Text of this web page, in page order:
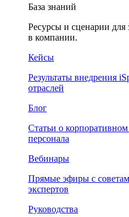
База знаний
Ресурсы и сценарии для
в компании.
Кейсы
Результаты внедрения
отраслей
Блог
Статьи о
персонала
Вебинары
Прямые эфиры с
экспертов
Руководства